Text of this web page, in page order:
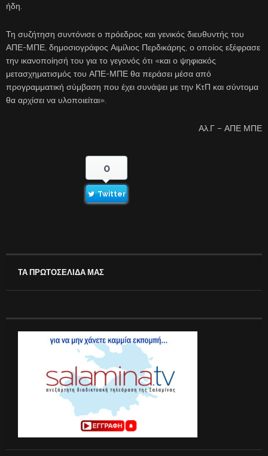
ήδη.
Τη συζήτηση συντόνισε ο πρόεδρος και γενικός διευθυντής του
ΑΠΕ-ΜΠΕ, δημοσιογράφος Αιμίλιος Περδικάρης, ο οποίος εξέφρασε
την ικανοποίησή του για το γεγονός ότι «και ο ψηφιακός
μετασχηματισμός του ΑΠΕ-ΜΠΕ θα περάσει μέσα από
προγραμματική σύμβαση που έχει συνάψει με την ΚτΠ και σύντομα
θα αρχίσει να υλοποιείται».
Αλ.Γ – ΑΠΕ ΜΠΕ
0
Twitter
ΤΑ ΠΡΩΤΟΣΕΛΙΔΑ ΜΑΣ